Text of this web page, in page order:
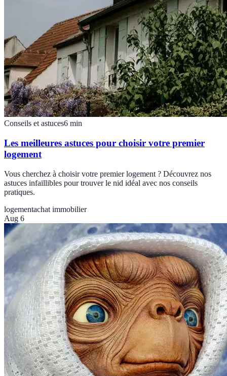
Conseils et astuces6 min
Les meilleures astuces pour choisir votre premier
logement
Vous cherchez à choisir votre premier logement ? Découvrez nos
astuces infaillibles pour trouver le nid idéal avec nos conseils
pratiques.
logementachat immobilier
Aug 6